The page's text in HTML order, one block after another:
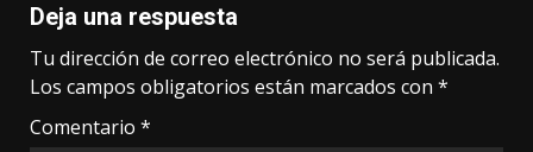
Deja una respuesta
Tu dirección de correo electrónico no será publicada.
Los campos obligatorios están marcados con *
Comentario *